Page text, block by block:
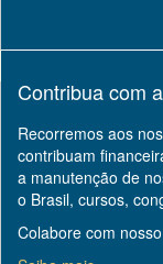
Contribua com
Recorremos aos
contribuam
a manutenção de
o Brasil, cursos,
Colabore com